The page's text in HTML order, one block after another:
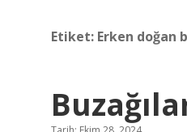
Etiket: Erken doğan